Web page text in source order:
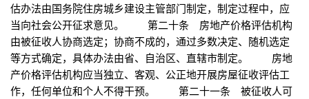
估办法由国务院住房城乡建设主管部门制定，制定过程中，应
当向社会公开征求意见。 第二十条 房地产价格评估机构
由被征收人协商选定；协商不成的，通过多数决定、随机选定
等方式确定，具体办法由省、自治区、直辖市制定。 房地
产价格评估机构应当独立、客观、公正地开展房屋征收评估工
作，任何单位和个人不得干预。 第二十一条 被征收人可